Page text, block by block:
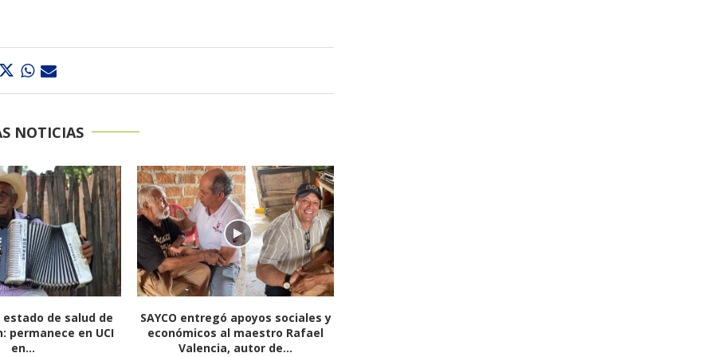
NOTICIAS
apoyos sociales y
al maestro Rafael
autor de...
El cantante Churo Díaz le apuesta
al sentimiento vallenato con el
álbum...